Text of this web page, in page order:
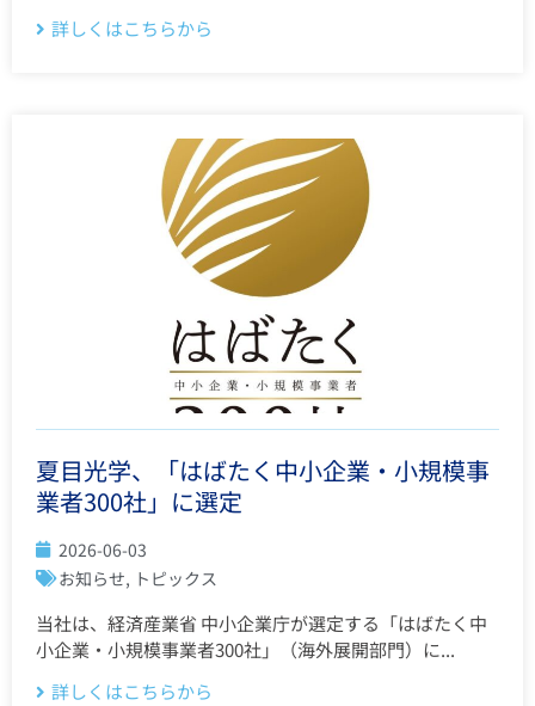
詳しくはこちらから
夏目光学、「はばたく中小企業・小規模事
業者300社」に選定
2026-06-03
お知らせ, トピックス
当社は、経済産業省 中小企業庁が選定する「はばたく中
小企業・小規模事業者300社」（海外展開部門）に...
詳しくはこちらから